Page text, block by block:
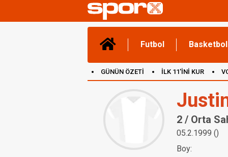
Futbol Basketbol
GÜNÜN ÖZETİ İLK 11'İNİ KUR
2 / Orta
05.2.1999 ()
Boy: